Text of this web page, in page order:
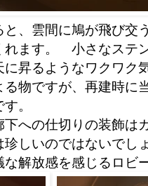
と、雲間に鳩が飛び交
れます。 小さなステ
に昇るようなワクワ
る物ですが、再建時に
。
下への仕切りの装飾は
珍しいのではないで
な解放感を感じるロビ